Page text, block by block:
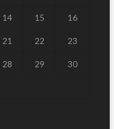
14 15 16
21 22 23
28 29 30